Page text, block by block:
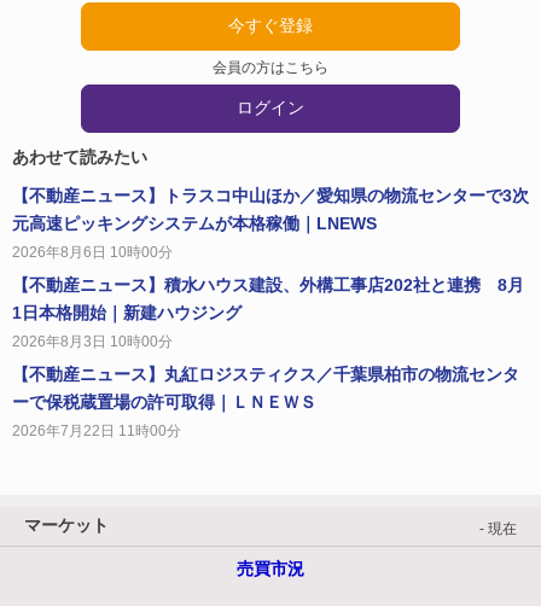
今すぐ登録
会員の方はこちら
ログイン
あわせて読みたい
【不動産ニュース】トラスコ中山ほか／愛知県の物流センターで3次
元高速ピッキングシステムが本格稼働｜LNEWS
2026年8月6日 10時00分
【不動産ニュース】積水ハウス建設、外構工事店202社と連携 8月
1日本格開始｜新建ハウジング
2026年8月3日 10時00分
【不動産ニュース】丸紅ロジスティクス／千葉県柏市の物流センタ
ーで保税蔵置場の許可取得｜ＬＮＥＷＳ
2026年7月22日 11時00分
マーケット - 現在
売買市況